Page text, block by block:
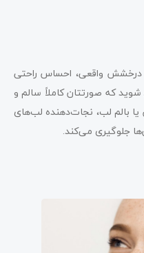
درخشش واقعی، احساس راحتی
که صورتتان کاملاً سالم و
بالم لب، نجات‌دهنده لب‌های
جلوگیری می‌کند.